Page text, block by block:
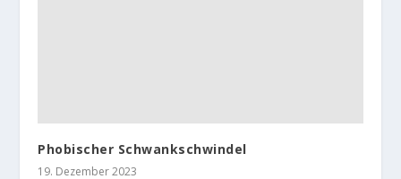
Phobischer Schwankschwindel
19. Dezember 2023